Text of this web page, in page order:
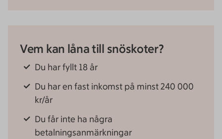
Vem kan låna till snöskoter?
Du har fyllt 18 år
Du har en fast inkomst på minst 240 000
kr/år
Du får inte ha några
betalningsanmärkningar